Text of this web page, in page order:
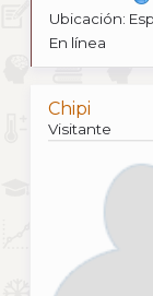
Ubicación:
En línea
Chipi
Visitante